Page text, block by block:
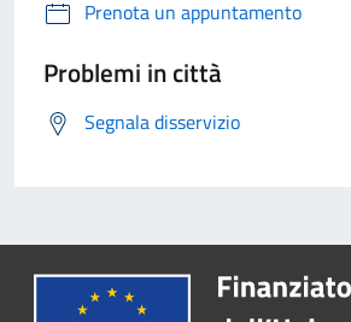
Prenota un appuntamento
Problemi in città
Segnala disservizio